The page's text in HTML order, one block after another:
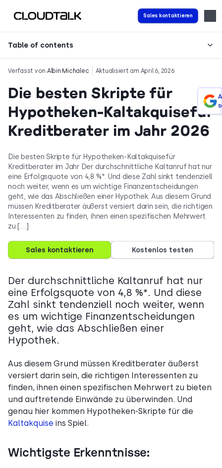
Sales kontaktieren
Table of contents
Verfasst von Albin Michalec Aktualisiert am April 6, 2026
Die besten Skripte für
Hypotheken-Kaltakquisefür
Kreditberater im Jahr 2026
Die besten Skripte für Hypotheken-Kaltakquisefür
Kreditberater im Jahr Der durchschnittliche Kaltanruf hat nur
eine Erfolgsquote von 4,8 %*. Und diese Zahl sinkt tendenziell
noch weiter, wenn es um wichtige Finanzentscheidungen
geht, wie das Abschließen einer Hypothek. Aus diesem Grund
müssen Kreditberater äußerst versiert darin sein, die richtigen
Interessenten zu finden, ihnen einen spezifischen Mehrwert
zu […]
Sales kontaktieren Kostenlos testen
Der durchschnittliche Kaltanruf hat nur
eine Erfolgsquote von 4,8 %*. Und diese
Zahl sinkt tendenziell noch weiter, wenn
es um wichtige Finanzentscheidungen
geht, wie das Abschließen einer
Hypothek.
Aus diesem Grund müssen Kreditberater äußerst
versiert darin sein, die richtigen Interessenten zu
finden, ihnen einen spezifischen Mehrwert zu bieten
und auftretende Einwände zu überwinden. Und
genau hier kommen Hypotheken-Skripte für die
Kaltakquise ins Spiel.
Wichtigste Erkenntnisse: